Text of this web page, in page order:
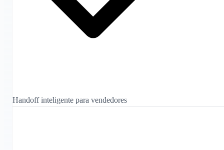
Handoff inteligente para vendedores